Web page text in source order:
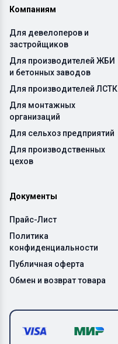
Компаниям
Для девелоперов и
застройщиков
Для производителей ЖБИ
и бетонных заводов
Для производителей ЛСТК
Для монтажных
организаций
Для сельхоз предприятий
Для производственных
цехов
Документы
Прайс-Лист
Политика
конфиденциальности
Публичная оферта
Обмен и возврат товара